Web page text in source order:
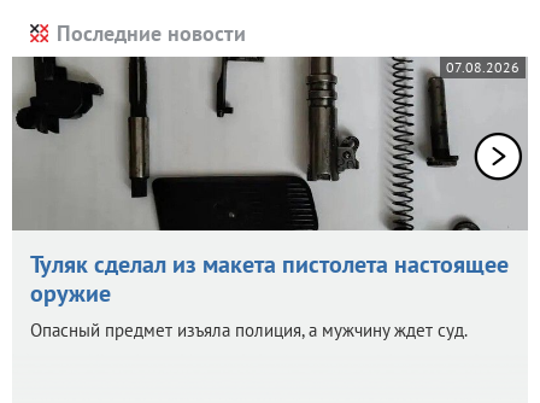
Последние новости
07.08.2026
Туляк сделал из макета пистолета настоящее
оружие
Опасный предмет изъяла полиция, а мужчину ждет суд.